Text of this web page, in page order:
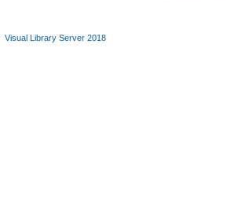
Visual Library Server 2018